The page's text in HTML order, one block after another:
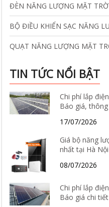
ĐÈN NĂNG LƯỢNG MẶT
BỘ ĐIỀU KHIỂN SẠC NĂNG
QUẠT NĂNG LƯỢNG MẶT
TIN TỨC NỔI BẬT
Chi phí lắp
Báo giá,
17/07/2026
Giá bộ năng
nhất tại Hà
08/07/2026
Chi phí lắp
Báo giá chi